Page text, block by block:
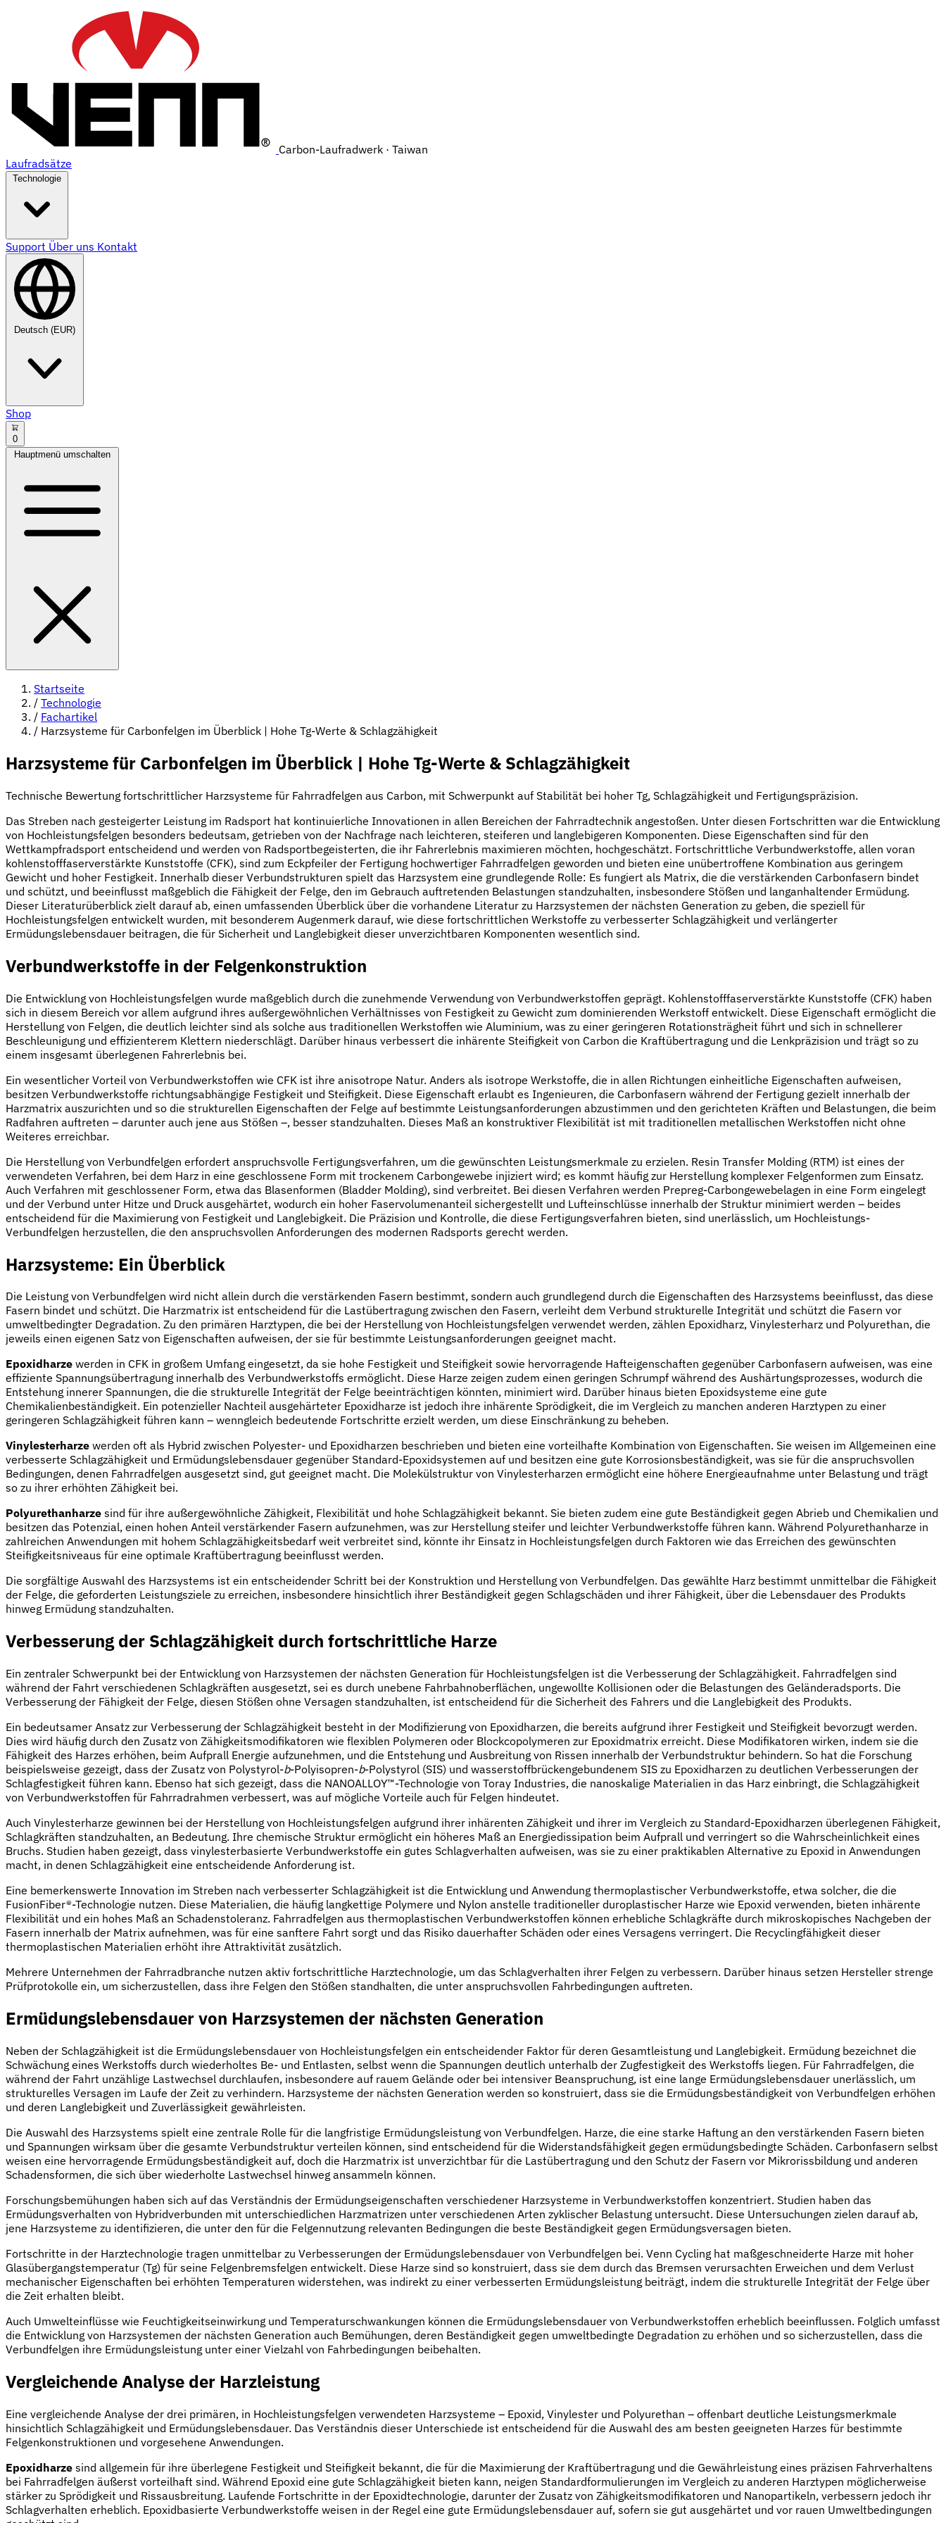
Carbon-Laufradwerk · Taiwan
Laufradsätze
Technologie
Support Über uns Kontakt
Shop
0
Hauptmenü umschalten
Startseite
/ Technologie
/ Fachartikel
/ Harzsysteme für Carbonfelgen im Überblick | Hohe Tg-Werte & Schlagzähigkeit
Harzsysteme für Carbonfelgen im Überblick | Hohe Tg-Werte & Schlagzähigkeit
Technische Bewertung fortschrittlicher Harzsysteme für Fahrradfelgen aus Carbon, mit Schwerpunkt auf Stabilität bei hoher Tg, Schlagzähigkeit und Fertigungspräzision.
Das Streben nach gesteigerter Leistung im Radsport hat kontinuierliche Innovationen in allen Bereichen der Fahrradtechnik angestoßen. Unter diesen Fortschritten war die Entwicklung
von Hochleistungsfelgen besonders bedeutsam, getrieben von der Nachfrage nach leichteren, steiferen und langlebigeren Komponenten. Diese Eigenschaften sind für den
Wettkampfradsport entscheidend und werden von Radsportbegeisterten, die ihr Fahrerlebnis maximieren möchten, hochgeschätzt. Fortschrittliche Verbundwerkstoffe, allen voran
kohlenstofffaserverstärkte Kunststoffe (CFK), sind zum Eckpfeiler der Fertigung hochwertiger Fahrradfelgen geworden und bieten eine unübertroffene Kombination aus geringem
Gewicht und hoher Festigkeit. Innerhalb dieser Verbundstrukturen spielt das Harzsystem eine grundlegende Rolle: Es fungiert als Matrix, die die verstärkenden Carbonfasern bindet
und schützt, und beeinflusst maßgeblich die Fähigkeit der Felge, den im Gebrauch auftretenden Belastungen standzuhalten, insbesondere Stößen und langanhaltender Ermüdung.
Dieser Literaturüberblick zielt darauf ab, einen umfassenden Überblick über die vorhandene Literatur zu Harzsystemen der nächsten Generation zu geben, die speziell für
Hochleistungsfelgen entwickelt wurden, mit besonderem Augenmerk darauf, wie diese fortschrittlichen Werkstoffe zu verbesserter Schlagzähigkeit und verlängerter
Ermüdungslebensdauer beitragen, die für Sicherheit und Langlebigkeit dieser unverzichtbaren Komponenten wesentlich sind.
Verbundwerkstoffe in der Felgenkonstruktion
Die Entwicklung von Hochleistungsfelgen wurde maßgeblich durch die zunehmende Verwendung von Verbundwerkstoffen geprägt. Kohlenstofffaserverstärkte Kunststoffe (CFK) haben
sich in diesem Bereich vor allem aufgrund ihres außergewöhnlichen Verhältnisses von Festigkeit zu Gewicht zum dominierenden Werkstoff entwickelt. Diese Eigenschaft ermöglicht die
Herstellung von Felgen, die deutlich leichter sind als solche aus traditionellen Werkstoffen wie Aluminium, was zu einer geringeren Rotationsträgheit führt und sich in schnellerer
Beschleunigung und effizienterem Klettern niederschlägt. Darüber hinaus verbessert die inhärente Steifigkeit von Carbon die Kraftübertragung und die Lenkpräzision und trägt so zu
einem insgesamt überlegenen Fahrerlebnis bei.
Ein wesentlicher Vorteil von Verbundwerkstoffen wie CFK ist ihre anisotrope Natur. Anders als isotrope Werkstoffe, die in allen Richtungen einheitliche Eigenschaften aufweisen,
besitzen Verbundwerkstoffe richtungsabhängige Festigkeit und Steifigkeit. Diese Eigenschaft erlaubt es Ingenieuren, die Carbonfasern während der Fertigung gezielt innerhalb der
Harzmatrix auszurichten und so die strukturellen Eigenschaften der Felge auf bestimmte Leistungsanforderungen abzustimmen und den gerichteten Kräften und Belastungen, die beim
Radfahren auftreten – darunter auch jene aus Stößen –, besser standzuhalten. Dieses Maß an konstruktiver Flexibilität ist mit traditionellen metallischen Werkstoffen nicht ohne
Weiteres erreichbar.
Die Herstellung von Verbundfelgen erfordert anspruchsvolle Fertigungsverfahren, um die gewünschten Leistungsmerkmale zu erzielen. Resin Transfer Molding (RTM) ist eines der
verwendeten Verfahren, bei dem Harz in eine geschlossene Form mit trockenem Carbongewebe injiziert wird; es kommt häufig zur Herstellung komplexer Felgenformen zum Einsatz.
Auch Verfahren mit geschlossener Form, etwa das Blasenformen (Bladder Molding), sind verbreitet. Bei diesen Verfahren werden Prepreg-Carbongewebelagen in eine Form eingelegt
und der Verbund unter Hitze und Druck ausgehärtet, wodurch ein hoher Faservolumenanteil sichergestellt und Lufteinschlüsse innerhalb der Struktur minimiert werden – beides
entscheidend für die Maximierung von Festigkeit und Langlebigkeit. Die Präzision und Kontrolle, die diese Fertigungsverfahren bieten, sind unerlässlich, um Hochleistungs-
Verbundfelgen herzustellen, die den anspruchsvollen Anforderungen des modernen Radsports gerecht werden.
Harzsysteme: Ein Überblick
Die Leistung von Verbundfelgen wird nicht allein durch die verstärkenden Fasern bestimmt, sondern auch grundlegend durch die Eigenschaften des Harzsystems beeinflusst, das diese
Fasern bindet und schützt. Die Harzmatrix ist entscheidend für die Lastübertragung zwischen den Fasern, verleiht dem Verbund strukturelle Integrität und schützt die Fasern vor
umweltbedingter Degradation. Zu den primären Harztypen, die bei der Herstellung von Hochleistungsfelgen verwendet werden, zählen Epoxidharz, Vinylesterharz und Polyurethan, die
jeweils einen eigenen Satz von Eigenschaften aufweisen, der sie für bestimmte Leistungsanforderungen geeignet macht.
Epoxidharze werden in CFK in großem Umfang eingesetzt, da sie hohe Festigkeit und Steifigkeit sowie hervorragende Hafteigenschaften gegenüber Carbonfasern aufweisen, was eine
effiziente Spannungsübertragung innerhalb des Verbundwerkstoffs ermöglicht. Diese Harze zeigen zudem einen geringen Schrumpf während des Aushärtungsprozesses, wodurch die
Entstehung innerer Spannungen, die die strukturelle Integrität der Felge beeinträchtigen könnten, minimiert wird. Darüber hinaus bieten Epoxidsysteme eine gute
Chemikalienbeständigkeit. Ein potenzieller Nachteil ausgehärteter Epoxidharze ist jedoch ihre inhärente Sprödigkeit, die im Vergleich zu manchen anderen Harztypen zu einer
geringeren Schlagzähigkeit führen kann – wenngleich bedeutende Fortschritte erzielt werden, um diese Einschränkung zu beheben.
Vinylesterharze werden oft als Hybrid zwischen Polyester- und Epoxidharzen beschrieben und bieten eine vorteilhafte Kombination von Eigenschaften. Sie weisen im Allgemeinen eine
verbesserte Schlagzähigkeit und Ermüdungslebensdauer gegenüber Standard-Epoxidsystemen auf und besitzen eine gute Korrosionsbeständigkeit, was sie für die anspruchsvollen
Bedingungen, denen Fahrradfelgen ausgesetzt sind, gut geeignet macht. Die Molekülstruktur von Vinylesterharzen ermöglicht eine höhere Energieaufnahme unter Belastung und trägt
so zu ihrer erhöhten Zähigkeit bei.
Polyurethanharze sind für ihre außergewöhnliche Zähigkeit, Flexibilität und hohe Schlagzähigkeit bekannt. Sie bieten zudem eine gute Beständigkeit gegen Abrieb und Chemikalien und
besitzen das Potenzial, einen hohen Anteil verstärkender Fasern aufzunehmen, was zur Herstellung steifer und leichter Verbundwerkstoffe führen kann. Während Polyurethanharze in
zahlreichen Anwendungen mit hohem Schlagzähigkeitsbedarf weit verbreitet sind, könnte ihr Einsatz in Hochleistungsfelgen durch Faktoren wie das Erreichen des gewünschten
Steifigkeitsniveaus für eine optimale Kraftübertragung beeinflusst werden.
Die sorgfältige Auswahl des Harzsystems ist ein entscheidender Schritt bei der Konstruktion und Herstellung von Verbundfelgen. Das gewählte Harz bestimmt unmittelbar die Fähigkeit
der Felge, die geforderten Leistungsziele zu erreichen, insbesondere hinsichtlich ihrer Beständigkeit gegen Schlagschäden und ihrer Fähigkeit, über die Lebensdauer des Produkts
hinweg Ermüdung standzuhalten.
Verbesserung der Schlagzähigkeit durch fortschrittliche Harze
Ein zentraler Schwerpunkt bei der Entwicklung von Harzsystemen der nächsten Generation für Hochleistungsfelgen ist die Verbesserung der Schlagzähigkeit. Fahrradfelgen sind
während der Fahrt verschiedenen Schlagkräften ausgesetzt, sei es durch unebene Fahrbahnoberflächen, ungewollte Kollisionen oder die Belastungen des Geländeradsports. Die
Verbesserung der Fähigkeit der Felge, diesen Stößen ohne Versagen standzuhalten, ist entscheidend für die Sicherheit des Fahrers und die Langlebigkeit des Produkts.
Ein bedeutsamer Ansatz zur Verbesserung der Schlagzähigkeit besteht in der Modifizierung von Epoxidharzen, die bereits aufgrund ihrer Festigkeit und Steifigkeit bevorzugt werden.
Dies wird häufig durch den Zusatz von Zähigkeitsmodifikatoren wie flexiblen Polymeren oder Blockcopolymeren zur Epoxidmatrix erreicht. Diese Modifikatoren wirken, indem sie die
Fähigkeit des Harzes erhöhen, beim Aufprall Energie aufzunehmen, und die Entstehung und Ausbreitung von Rissen innerhalb der Verbundstruktur behindern. So hat die Forschung
beispielsweise gezeigt, dass der Zusatz von Polystyrol-b-Polyisopren-b-Polystyrol (SIS) und wasserstoffbrückengebundenem SIS zu Epoxidharzen zu deutlichen Verbesserungen der
Schlagfestigkeit führen kann. Ebenso hat sich gezeigt, dass die NANOALLOY™-Technologie von Toray Industries, die nanoskalige Materialien in das Harz einbringt, die Schlagzähigkeit
von Verbundwerkstoffen für Fahrradrahmen verbessert, was auf mögliche Vorteile auch für Felgen hindeutet.
Auch Vinylesterharze gewinnen bei der Herstellung von Hochleistungsfelgen aufgrund ihrer inhärenten Zähigkeit und ihrer im Vergleich zu Standard-Epoxidharzen überlegenen Fähigkeit,
Schlagkräften standzuhalten, an Bedeutung. Ihre chemische Struktur ermöglicht ein höheres Maß an Energiedissipation beim Aufprall und verringert so die Wahrscheinlichkeit eines
Bruchs. Studien haben gezeigt, dass vinylesterbasierte Verbundwerkstoffe ein gutes Schlagverhalten aufweisen, was sie zu einer praktikablen Alternative zu Epoxid in Anwendungen
macht, in denen Schlagzähigkeit eine entscheidende Anforderung ist.
Eine bemerkenswerte Innovation im Streben nach verbesserter Schlagzähigkeit ist die Entwicklung und Anwendung thermoplastischer Verbundwerkstoffe, etwa solcher, die die
FusionFiber®-Technologie nutzen. Diese Materialien, die häufig langkettige Polymere und Nylon anstelle traditioneller duroplastischer Harze wie Epoxid verwenden, bieten inhärente
Flexibilität und ein hohes Maß an Schadenstoleranz. Fahrradfelgen aus thermoplastischen Verbundwerkstoffen können erhebliche Schlagkräfte durch mikroskopisches Nachgeben der
Fasern innerhalb der Matrix aufnehmen, was für eine sanftere Fahrt sorgt und das Risiko dauerhafter Schäden oder eines Versagens verringert. Die Recyclingfähigkeit dieser
thermoplastischen Materialien erhöht ihre Attraktivität zusätzlich.
Mehrere Unternehmen der Fahrradbranche nutzen aktiv fortschrittliche Harztechnologie, um das Schlagverhalten ihrer Felgen zu verbessern. Darüber hinaus setzen Hersteller strenge
Prüfprotokolle ein, um sicherzustellen, dass ihre Felgen den Stößen standhalten, die unter anspruchsvollen Fahrbedingungen auftreten.
Ermüdungslebensdauer von Harzsystemen der nächsten Generation
Neben der Schlagzähigkeit ist die Ermüdungslebensdauer von Hochleistungsfelgen ein entscheidender Faktor für deren Gesamtleistung und Langlebigkeit. Ermüdung bezeichnet die
Schwächung eines Werkstoffs durch wiederholtes Be- und Entlasten, selbst wenn die Spannungen deutlich unterhalb der Zugfestigkeit des Werkstoffs liegen. Für Fahrradfelgen, die
während der Fahrt unzählige Lastwechsel durchlaufen, insbesondere auf rauem Gelände oder bei intensiver Beanspruchung, ist eine lange Ermüdungslebensdauer unerlässlich, um
strukturelles Versagen im Laufe der Zeit zu verhindern. Harzsysteme der nächsten Generation werden so konstruiert, dass sie die Ermüdungsbeständigkeit von Verbundfelgen erhöhen
und deren Langlebigkeit und Zuverlässigkeit gewährleisten.
Die Auswahl des Harzsystems spielt eine zentrale Rolle für die langfristige Ermüdungsleistung von Verbundfelgen. Harze, die eine starke Haftung an den verstärkenden Fasern bieten
und Spannungen wirksam über die gesamte Verbundstruktur verteilen können, sind entscheidend für die Widerstandsfähigkeit gegen ermüdungsbedingte Schäden. Carbonfasern selbst
weisen eine hervorragende Ermüdungsbeständigkeit auf, doch die Harzmatrix ist unverzichtbar für die Lastübertragung und den Schutz der Fasern vor Mikrorissbildung und anderen
Schadensformen, die sich über wiederholte Lastwechsel hinweg ansammeln können.
Forschungsbemühungen haben sich auf das Verständnis der Ermüdungseigenschaften verschiedener Harzsysteme in Verbundwerkstoffen konzentriert. Studien haben das
Ermüdungsverhalten von Hybridverbunden mit unterschiedlichen Harzmatrizen unter verschiedenen Arten zyklischer Belastung untersucht. Diese Untersuchungen zielen darauf ab,
jene Harzsysteme zu identifizieren, die unter den für die Felgennutzung relevanten Bedingungen die beste Beständigkeit gegen Ermüdungsversagen bieten.
Fortschritte in der Harztechnologie tragen unmittelbar zu Verbesserungen der Ermüdungslebensdauer von Verbundfelgen bei. Venn Cycling hat maßgeschneiderte Harze mit hoher
Glasübergangstemperatur (Tg) für seine Felgenbremsfelgen entwickelt. Diese Harze sind so konstruiert, dass sie dem durch das Bremsen verursachten Erweichen und dem Verlust
mechanischer Eigenschaften bei erhöhten Temperaturen widerstehen, was indirekt zu einer verbesserten Ermüdungsleistung beiträgt, indem die strukturelle Integrität der Felge über
die Zeit erhalten bleibt.
Auch Umwelteinflüsse wie Feuchtigkeitseinwirkung und Temperaturschwankungen können die Ermüdungslebensdauer von Verbundwerkstoffen erheblich beeinflussen. Folglich umfasst
die Entwicklung von Harzsystemen der nächsten Generation auch Bemühungen, deren Beständigkeit gegen umweltbedingte Degradation zu erhöhen und so sicherzustellen, dass die
Verbundfelgen ihre Ermüdungsleistung unter einer Vielzahl von Fahrbedingungen beibehalten.
Vergleichende Analyse der Harzleistung
Eine vergleichende Analyse der drei primären, in Hochleistungsfelgen verwendeten Harzsysteme – Epoxid, Vinylester und Polyurethan – offenbart deutliche Leistungsmerkmale
hinsichtlich Schlagzähigkeit und Ermüdungslebensdauer. Das Verständnis dieser Unterschiede ist entscheidend für die Auswahl des am besten geeigneten Harzes für bestimmte
Felgenkonstruktionen und vorgesehene Anwendungen.
Epoxidharze sind allgemein für ihre überlegene Festigkeit und Steifigkeit bekannt, die für die Maximierung der Kraftübertragung und die Gewährleistung eines präzisen Fahrverhaltens
bei Fahrradfelgen äußerst vorteilhaft sind. Während Epoxid eine gute Schlagzähigkeit bieten kann, neigen Standardformulierungen im Vergleich zu anderen Harztypen möglicherweise
stärker zu Sprödigkeit und Rissausbreitung. Laufende Fortschritte in der Epoxidtechnologie, darunter der Zusatz von Zähigkeitsmodifikatoren und Nanopartikeln, verbessern jedoch ihr
Schlagverhalten erheblich. Epoxidbasierte Verbundwerkstoffe weisen in der Regel eine gute Ermüdungslebensdauer auf, sofern sie gut ausgehärtet und vor rauen Umweltbedingungen